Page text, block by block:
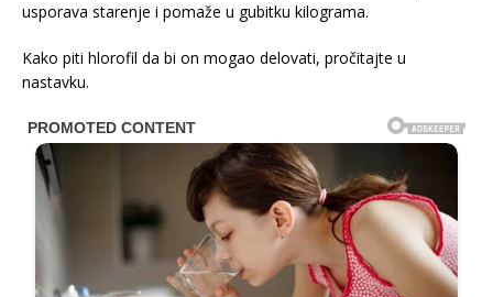
usporava starenje i pomaže u gubitku kilograma.
Kako piti hlorofil da bi on mogao delovati, pročitajte u
nastavku.